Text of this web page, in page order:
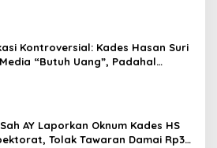
Kontroversial: Kades Hasan Suri
“Butuh Uang”, Padahal
AY Laporkan Oknum Kades HS
Tolak Tawaran Damai Rp3